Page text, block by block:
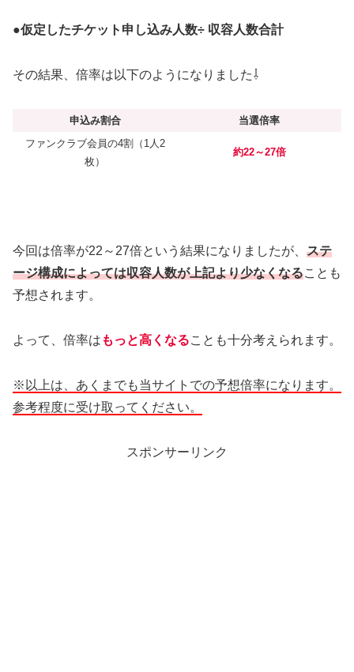
●仮定したチケット申し込み人数÷ 収容人数合計
その結果、倍率は以下のようになりました⇩
申込み割合
当選倍率
ファンクラブ会員の4割（1人2
枚）
約22～27倍
今回は倍率が22～27倍という結果になりましたが、 ステ
ージ構成によっては収容人数が上記より少なくなることも
予想されます。
よって、倍率は もっと高くなることも十分考えられます。
※以上は、あくまでも当サイトでの予想倍率になります。
参考程度に受け取ってください。
スポンサーリンク